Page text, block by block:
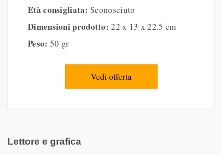
Età consigliata: Sconosciuto
Dimensioni prodotto: 22 x 13 x 22.5 cm
Peso: 50 gr
Vedi offerta
Lettore e grafica